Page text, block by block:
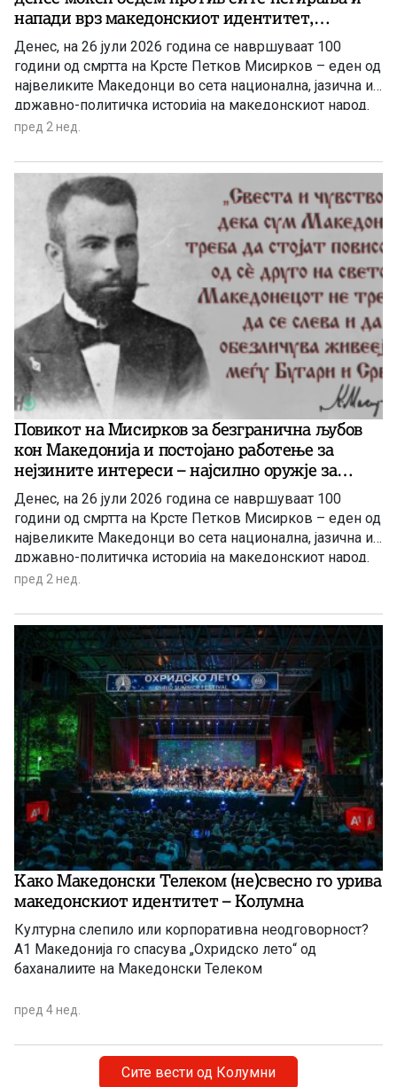
напади врз македонскиот идентитет,
националната свест и јазикот (2)
Денес, на 26 јули 2026 година се навршуваат 100
години од смртта на Крсте Петков Мисирков – еден од
највеликите Македонци во сета национална, јазична и
државно-политичка историја на македонскиот народ.
Оваа годишнина е пригода за ново навраќање кон
набележување на сѐ она, што треба да го чиниме,
заради нашиот опстој во сегашниве драматично
разбранувани и геополитички вителни мигови во
Балканот, Европа и во светот. Идеите и пораките на
Мисирков, особено во неговата капитална политичко-
јазична студија „За македонцките работи“, се животно
важни патокази за претстојниот развој на
македонската нација и на македонската држава во
полза на сите нејзини граѓани.
пред 2 нед.
Повикот на Мисирков за безгранична љубов
кон Македонија и постојано работење за
нејзините интереси – најсилно оружје за
зачувување на македонскиот идентитет и
јазик (1)
Денес, на 26 јули 2026 година се навршуваат 100
години од смртта на Крсте Петков Мисирков – еден од
највеликите Македонци во сета национална, јазична и
државно-политичка историја на македонскиот народ.
Оваа годишнина е пригода за ново навраќање кон
набележување на сѐ она, што треба да го чиниме како
народ, заради нашиот опстој во сегашниве
геополитички вителни и драматично разбранувани
мигови во Балканот, Европа и во светот. Идеите и
пораките на Мисирков, особено во неговата капитална
политичко-јазична студија „За македонцките работи“,
се животно важни патокази за опстојот и идниот
развој на македонската нација и на македонската
држава во полза на сите нејзини граѓани.
пред 2 нед.
Како Македонски Телеком (не)свесно го урива
македонскиот идентитет – Колумна
Културна слепило или корпоративна неодговорност?
А1 Македонија го спасува „Охридско лето“ од
баханалиите на Македонски Телеком
пред 4 нед.
Сите вести од Колумни